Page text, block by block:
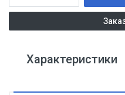
Характеристики